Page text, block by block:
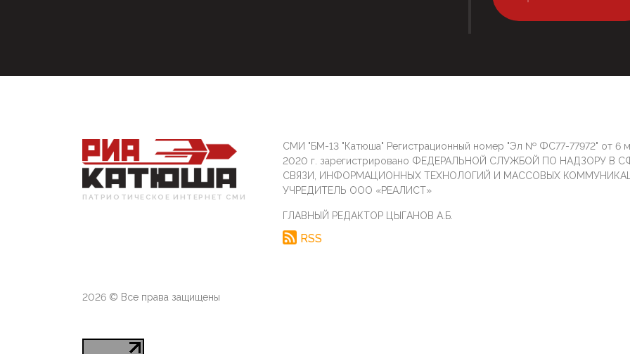
ПАТРИОТИЧЕСКОЕ ИНТЕРНЕТ СМИ
СМИ "БМ-13 "Катюша" Регистрационный номер "Эл № ФС77-77972" от 6
2020 г. зарегистрировано ФЕДЕРАЛЬНОЙ СЛУЖБОЙ ПО НАДЗОРУ В
СВЯЗИ, ИНФОРМАЦИОННЫХ ТЕХНОЛОГИЙ И МАССОВЫХ
УЧРЕДИТЕЛЬ ООО «РЕАЛИСТ»
ГЛАВНЫЙ РЕДАКТОР ЦЫГАНОВ А.Б.
RSS
2026 © Все права защищены